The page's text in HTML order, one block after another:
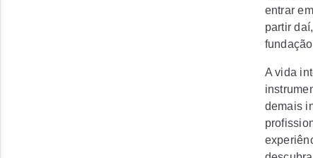
entrar
partir
A vida
demais